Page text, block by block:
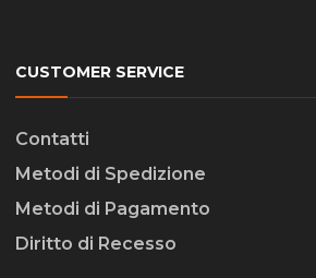
CUSTOMER SERVICE
Contatti
Metodi di Spedizione
Metodi di Pagamento
Diritto di Recesso